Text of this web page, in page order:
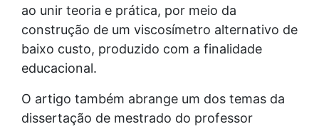
ao unir teoria e prática, por meio da
construção de um viscosímetro alternativo de
baixo custo, produzido com a finalidade
educacional.
O artigo também abrange um dos temas da
dissertação de mestrado do professor